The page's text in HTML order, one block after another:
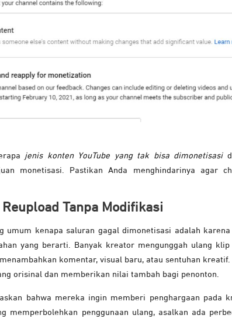
jenis konten YouTube yang tak bisa dimonetisasi
monetisasi. Pastikan Anda menghindarinya agar
Tanpa Modifikasi
umum kenapa saluran gagal dimonetisasi adalah
yang berarti. Banyak kreator mengunggah ulang
komentar, visual baru, atau sentuhan kreatif.
orisinal dan memberikan nilai tambah bagi penonton.
bahwa mereka ingin memberi penghargaan pada
memperbolehkan penggunaan ulang, asalkan ada